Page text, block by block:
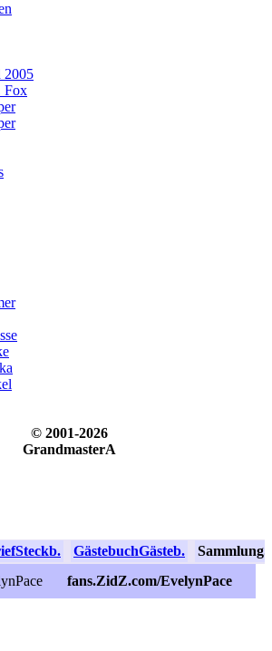
2005
Fox
© 2001-2026
GrandmasterA
Steckb. GästebuchGästeb. Sammlung
fans.ZidZ.com/EvelynPace